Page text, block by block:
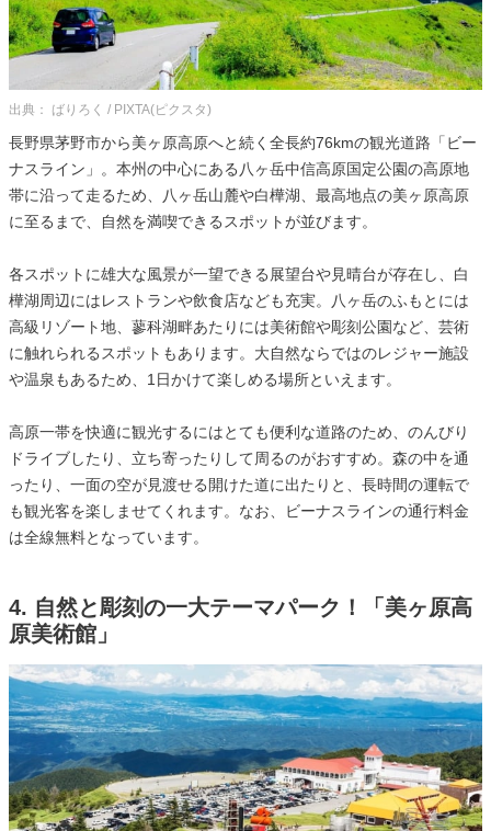
出典： ばりろく / PIXTA(ピクスタ)
長野県茅野市から美ヶ原高原へと続く全長約76kmの観光道路「ビー
ナスライン」。本州の中心にある八ヶ岳中信高原国定公園の高原地
帯に沿って走るため、八ヶ岳山麓や白樺湖、最高地点の美ヶ原高原
に至るまで、自然を満喫できるスポットが並びます。
各スポットに雄大な風景が一望できる展望台や見晴台が存在し、白
樺湖周辺にはレストランや飲食店なども充実。八ヶ岳のふもとには
高級リゾート地、蓼科湖畔あたりには美術館や彫刻公園など、芸術
に触れられるスポットもあります。大自然ならではのレジャー施設
や温泉もあるため、1日かけて楽しめる場所といえます。
高原一帯を快適に観光するにはとても便利な道路のため、のんびり
ドライブしたり、立ち寄ったりして周るのがおすすめ。森の中を通
ったり、一面の空が見渡せる開けた道に出たりと、長時間の運転で
も観光客を楽しませてくれます。なお、ビーナスラインの通行料金
は全線無料となっています。
4. 自然と彫刻の一大テーマパーク！「美ヶ原高
原美術館」